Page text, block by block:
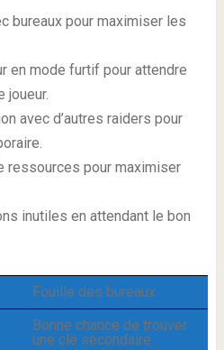
bureaux pour maximiser les
en mode furtif pour attendre
joueur.
avec d’autres raiders pour
ressources pour maximiser
inutiles en attendant le bon
Fouille des bureaux
Bonne chance de trouver
une clé secondaire.